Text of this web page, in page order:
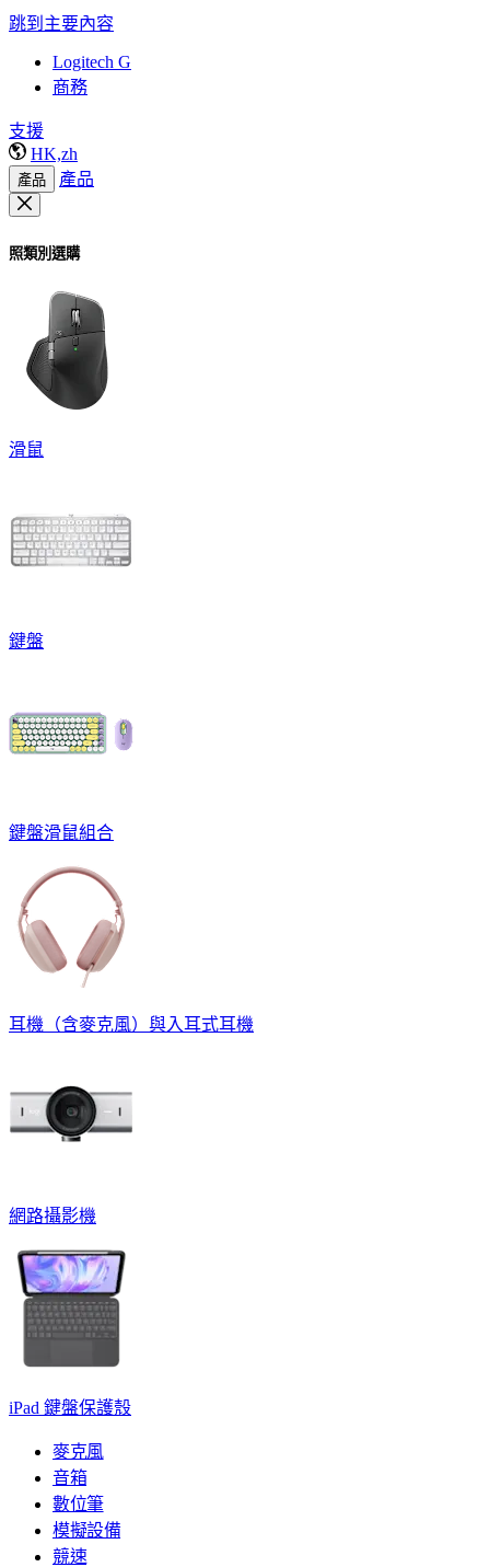
跳到主要內容
Logitech G
商務
支援
HK,zh
產品 產品
照類別選購
滑鼠
鍵盤
鍵盤滑鼠組合
耳機（含麥克風）與入耳式耳機
網路攝影機
iPad 鍵盤保護殼
麥克風
音箱
數位筆
模擬設備
競速